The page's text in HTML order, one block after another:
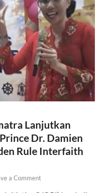
Lanjutkan
Dr. Damien
Rule Interfaith
a Comment